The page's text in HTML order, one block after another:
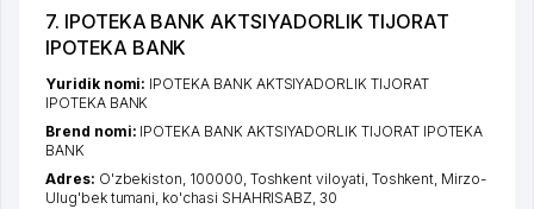
7. IPOTEKA BANK AKTSIYADORLIK TIJORAT
IPOTEKA BANK
Yuridik nomi: IPOTEKA BANK AKTSIYADORLIK TIJORAT
IPOTEKA BANK
Brend nomi: IPOTEKA BANK AKTSIYADORLIK TIJORAT IPOTEKA
BANK
Adres: O'zbekiston, 100000, Toshkent viloyati, Toshkent, Mirzo-
Ulug'bek tumani, ko'chasi SHAHRISABZ, 30